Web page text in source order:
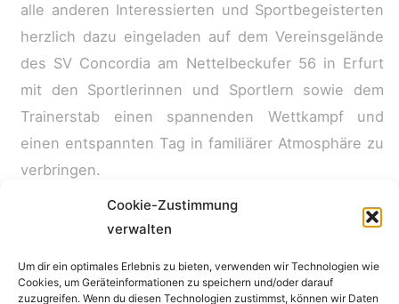
Cookie-Zustimmung
verwalten
Um dir ein optimales Erlebnis zu bieten, verwenden wir Technologien wie
Cookies, um Geräteinformationen zu speichern und/oder darauf
zuzugreifen. Wenn du diesen Technologien zustimmst, können wir Daten
alle anderen Interessierten und Sportbegeisterten
herzlich dazu eingeladen auf dem Vereinsgelände
des SV Concordia am Nettelbeckufer 56 in Erfurt
mit den Sportlerinnen und Sportlern sowie dem
Trainerstab einen spannenden Wettkampf und
einen entspannten Tag in familiärer Atmosphäre zu
verbringen.
Impressum